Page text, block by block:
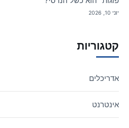
יוני 10, 2026
קטגוריות
אדריכלים
אינטרנט